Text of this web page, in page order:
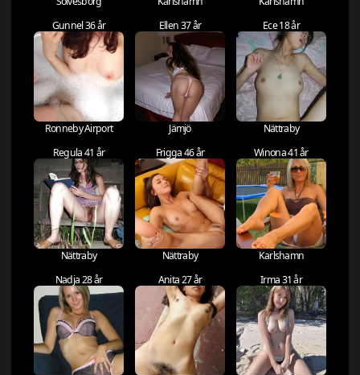
Gunnel 36 år
Ronneby Airport
Ellen 37 år
Jämjö
Ece 18 år
Nättraby
Regula 41 år
Nättraby
Frigga 46 år
Nättraby
Winona 41 år
Karlshamn
Nadja 28 år
Anita 27 år Irma 31 år